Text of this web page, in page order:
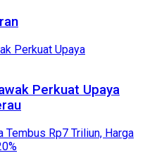
Perkuat Upaya